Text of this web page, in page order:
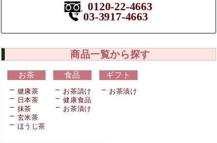
0120-22-4663
03-3917-4663
商品一覧から探す
お茶
健康茶
日本茶
抹茶
玄米茶
ほうじ茶
食品
お茶請け
健康食品
お茶漬け
ギフト
お茶漬け